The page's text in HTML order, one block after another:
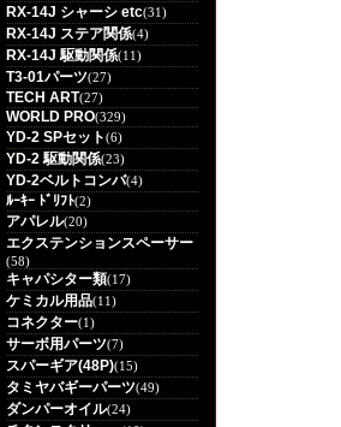
RX-14J シャーシ etc(31)
RX-14J ステア関係(4)
RX-14J 駆動関係(11)
T3-01パーツ(27)
TECH ART(27)
WORLD PRO(329)
YD-2 SPセット(6)
YD-2 駆動関係(23)
YD-2ベルトコンバ(4)
ﾙｰｷｰ ﾄﾞﾘﾌﾄ(2)
アパレル(20)
エクステンションスペーサー
(58)
キャパシター類(17)
ケミカル用品(11)
コネクター(1)
サーボ用パーツ(7)
スパーギア(48P)(15)
タミヤバギーパーツ(49)
ダンパーオイル(24)